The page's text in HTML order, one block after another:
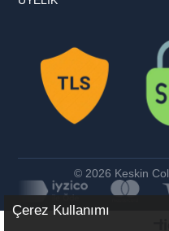
© 2026 Keskin
Çerez Kullanımı